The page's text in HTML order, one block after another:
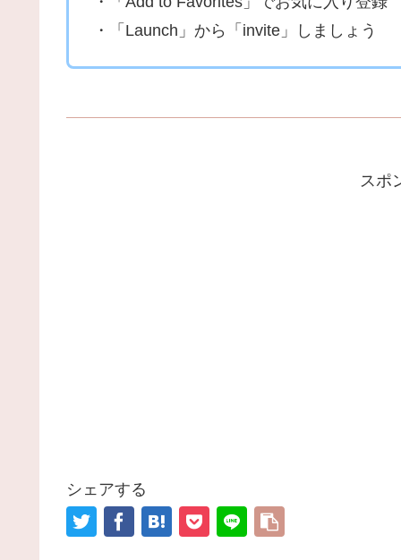
・「Launch」から「invite」しましょう
スポ
シェアする